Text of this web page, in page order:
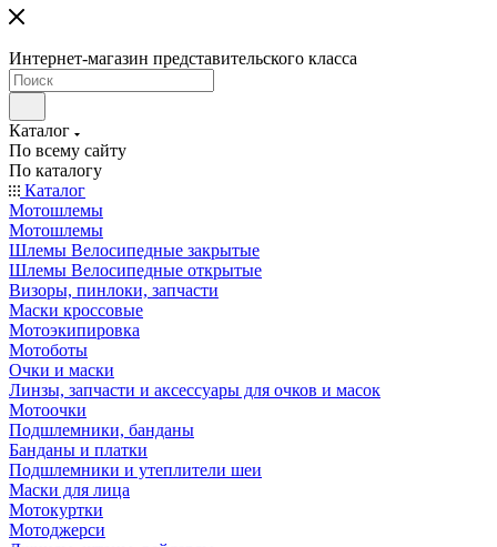
Интернет-магазин представительского класса
Каталог
По всему сайту
По каталогу
Каталог
Мотошлемы
Мотошлемы
Шлемы Велосипедные закрытые
Шлемы Велосипедные открытые
Визоры, пинлоки, запчасти
Маски кроссовые
Мотоэкипировка
Мотоботы
Очки и маски
Линзы, запчасти и аксессуары для очков и масок
Мотоочки
Подшлемники, банданы
Банданы и платки
Подшлемники и утеплители шеи
Маски для лица
Мотокуртки
Мотоджерси